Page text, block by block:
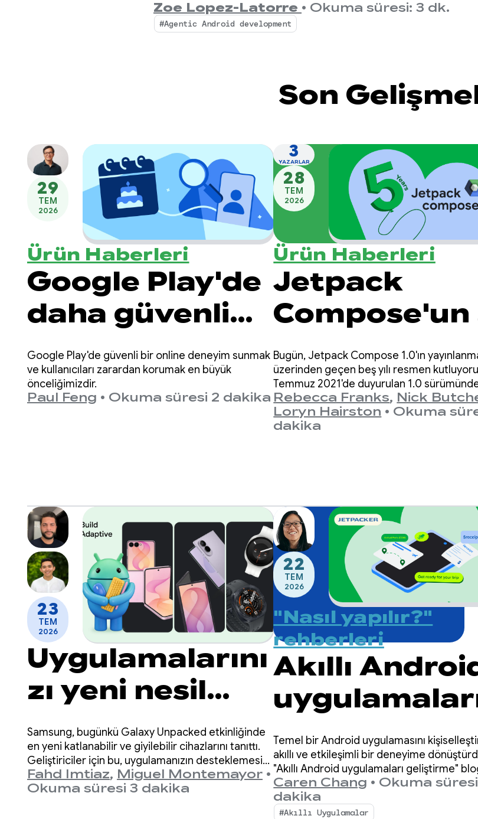
Zoe Lopez-Latorre • Okuma süresi: 3 dk.
#Agentic Android development
Son
29
TEM
2026
Ürün Haberleri
Google Play'de
daha güvenli
ve yaşa uygun
deneyimler
sunma
Google Play'de güvenli bir online deneyim sunmak
ve kullanıcıları zarardan korumak en büyük
önceliğimizdir.
Paul Feng • Okuma süresi 2 dakika
3
YAZARLAR
28
TEM
2026
Ürün Haberleri
Jetpack
Compose'un
yılını
kutluyoruz
Bugün, Jetpack Compose 1.0'ın
üzerinden geçen beş yılı resmen
Temmuz 2021'de duyurulan 1.0
son 1.11 sürümüne kadar API'lerin yıllar
önemli ölçüde geliştiğini gördük ve bu
kutlamak istiyoruz.
Rebecca Franks, Nick
Loryn Hairston • Okuma
dakika
23
TEM
2026
Uygulamalarını
zı yeni nesil
Samsung
Galaxy cihazlar
için optimize
Samsung, bugünkü Galaxy Unpacked etkinliğinde
en yeni katlanabilir ve giyilebilir cihazlarını tanıttı.
Geliştiriciler için bu, uygulamanızın desteklemesi
gereken form faktörleri, ekran boyutları ve cihaz
duruşlarının çeşitliliğinin bir kez daha genişlediği
Fahd Imtiaz, Miguel Montemayor •
Okuma süresi 3 dakika
22
TEM
2026
"Nasıl yapılır?"
rehberleri
Akıllı
oluşturma:
Cihaz
çıkarım
Temel bir Android uygulamasını
akıllı ve etkileşimli bir deneyime
"Akıllı Android uygulamaları geliştirme"
yayınları serisine tekrar hoş geldiniz.
yayınımızda, bu seride kullanacağımız
uygulaması Jetpacker'ı tanıtmıştık.
Caren Chang • Okuma
dakika
#Akıllı Uygulamalar